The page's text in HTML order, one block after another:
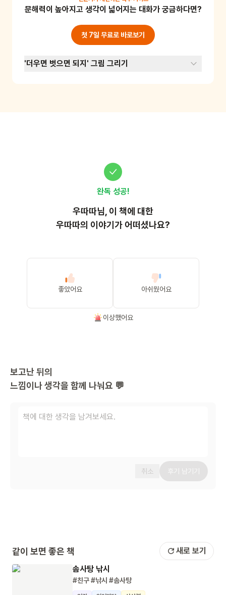
를 통해 어린이는 문제 해결 능력과 창의적 사고
를 기를 수 있어요. 준비물: 없음
문해력이 높아지고 생각이 넓어지는 대화가 궁금하다면?
첫 7일 무료로 바로보기
'더우면 벗으면 되지' 그림 그리기
완독 성공!
우따따님, 이 책에 대한
우따따의 이야기가 어떠셨나요?
좋았어요 아쉬웠어요
이상했어요
보고난 뒤의
느낌이나 생각을 함께 나눠요 💬
취소 후기 남기기
같이 보면 좋은 책 새로 보기
솜사탕 낚시
#친구#낚시 #솜사탕